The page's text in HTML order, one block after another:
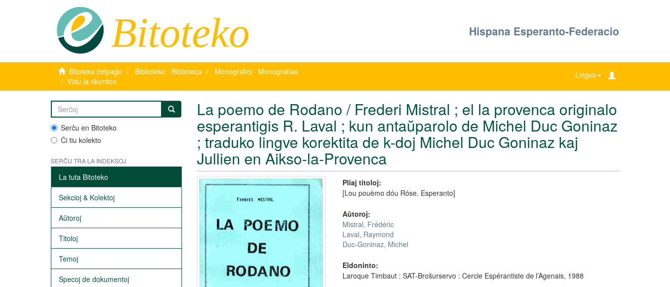
Bitoteko Hispana Esperanto-Federacio
Bitoteka ĉefpaĝo Biblioteko · Biblioteca
Monografioj · Monografías
Vidu la rikordon
Lingvo
Serĉu en Bitoteko
Ĉi tiu kolekto
SERĈU TRA LA INDEKSOJ
La tuta Bitoteko
Sekcioj & Kolektoj
Aŭtoroj
Titoloj
Temoj
Specoj de dokumentoj
La poemo de Rodano / Frederi Mistral ; el la provenca originalo
esperantigis R. Laval ; kun antaŭparolo de Michel Duc Goninaz
; traduko lingve korektita de k-doj Michel Duc Goninaz kaj
Jullien en Aikso-la-Provenca
Pliaj titoloj:
[Lou pouèmo dóu Róse. Esperanto]
Aŭtoroj:
Mistral, Frédéric
Laval, Raymond
Duc-Goninaz, Michel
Eldoninto:
Laroque Timbaut : SAT-Broŝurservo : Cercle Espérantiste de l’Agenais, 1988